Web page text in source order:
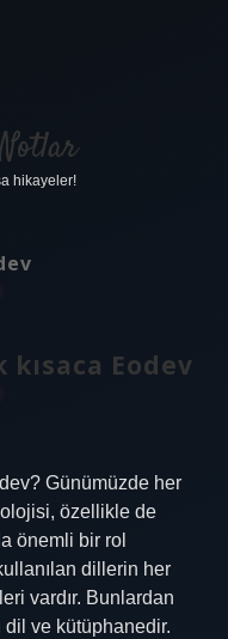
hikayeler!
Eodev
Günümüzde her
özellikle de
önemli bir rol
dillerin her
vardır. Bunlardan
dil ve kütüphanedir.